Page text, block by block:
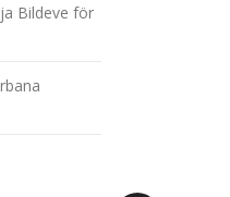
Bildeve för